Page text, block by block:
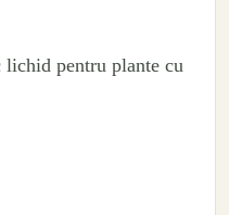
pentru plante cu